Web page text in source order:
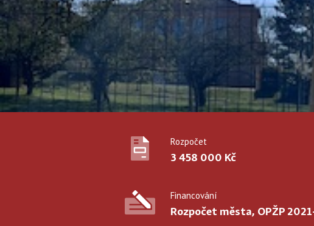
Rozpočet
3 458 000 Kč
Financování
Rozpočet města, OPŽP